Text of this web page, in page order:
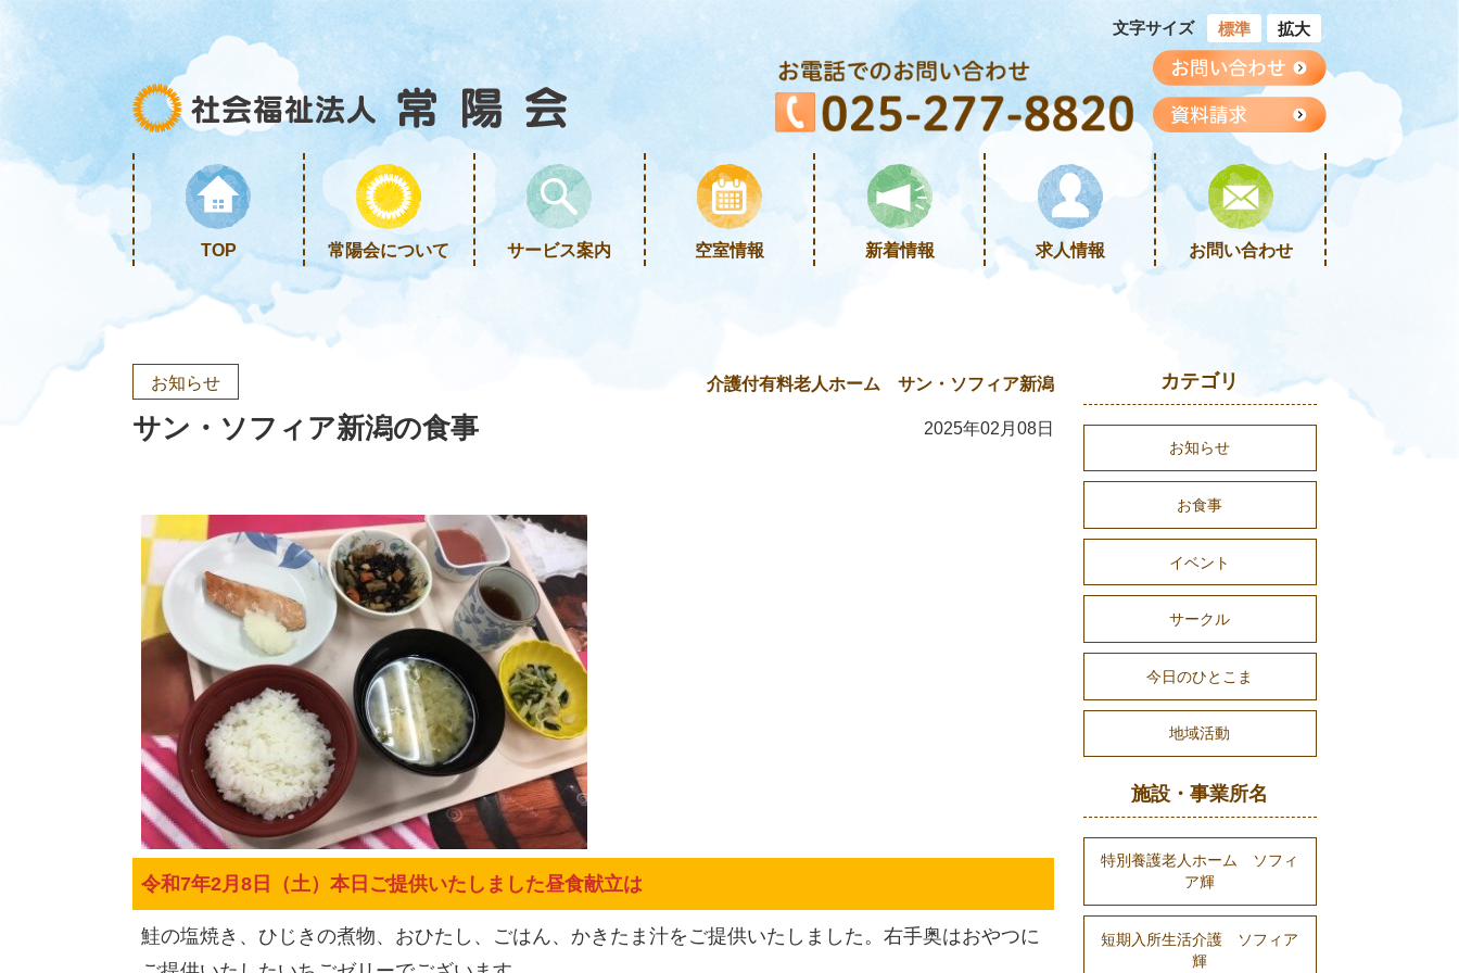
文字サイズ 標準 拡大
TOP 常陽会について サービス案内 空室情報 新着情報 求人情報 お問い合わせ
お知らせ 介護付有料老人ホーム サン・ソフィア新潟
サン・ソフィア新潟の食事 2025年02月08日
令和7年2月8日（土）本日ご提供いたしました昼食献立は
鮭の塩焼き、ひじきの煮物、おひたし、ごはん、かきたま汁をご提供いたしました。右手奥はおやつに
カテゴリ
お知らせ
お食事
イベント
サークル
今日のひとこま
地域活動
施設・事業所名
特別養護老人ホーム ソフィ
ア輝
短期入所生活介護 ソフィア
輝